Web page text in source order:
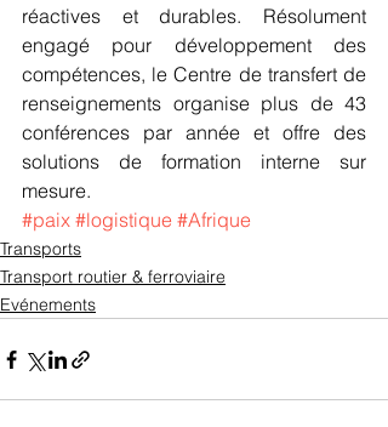
réactives et durables. Résolument
engagé pour développement des
compétences, le Centre de transfert de
renseignements organise plus de 43
conférences par année et offre des
solutions de formation interne sur
mesure.
#paix #logistique #Afrique
Transports
Transport routier & ferroviaire
Evénements